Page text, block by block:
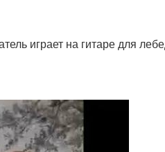
играет на гитаре для